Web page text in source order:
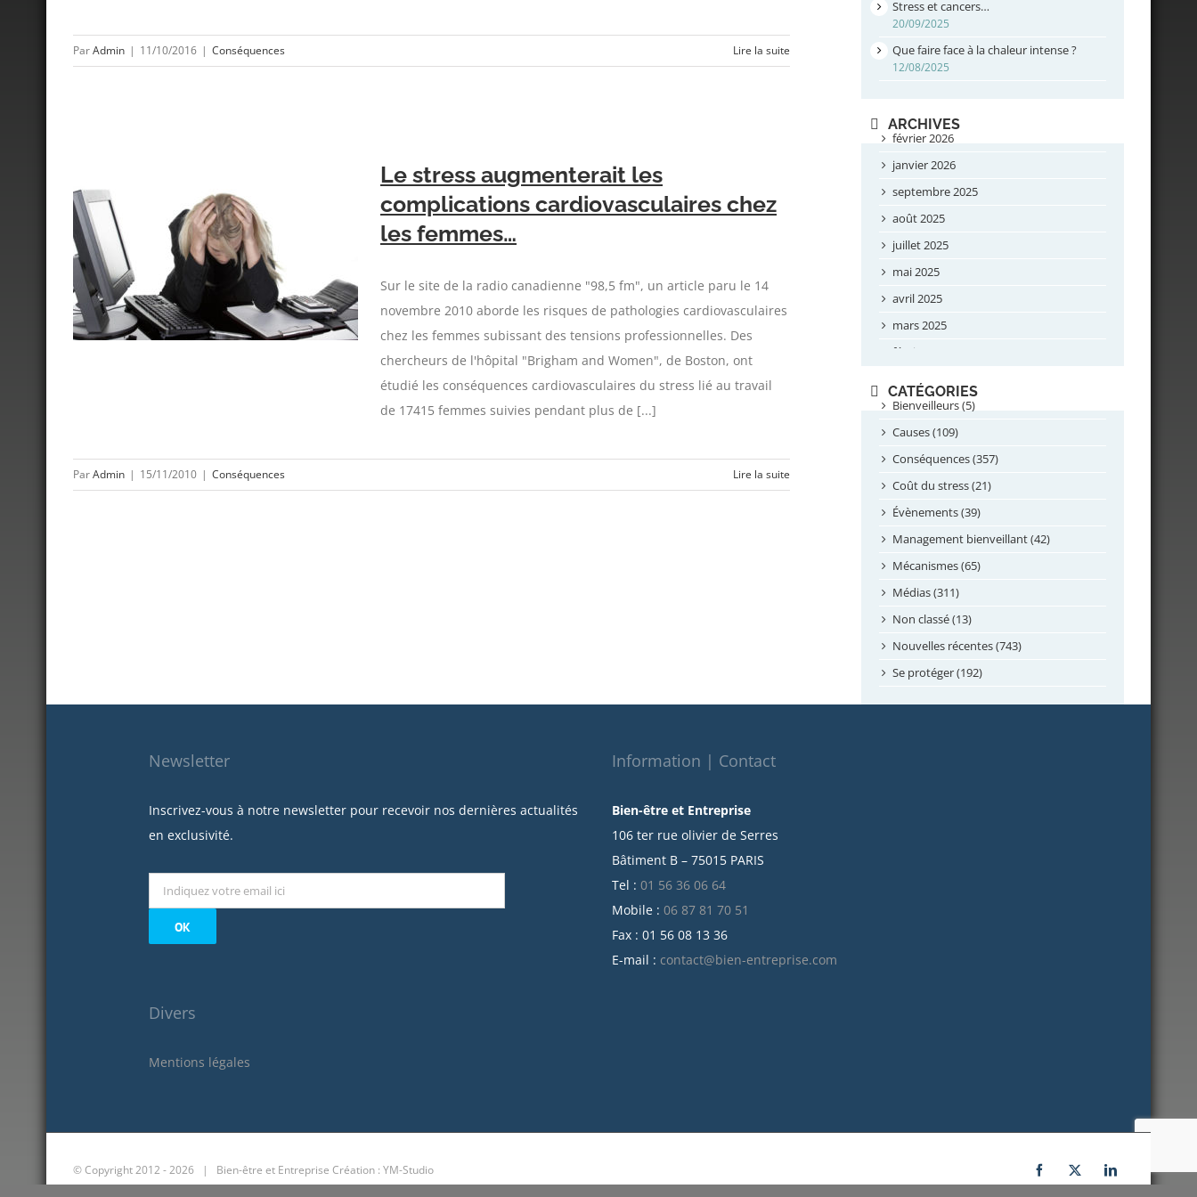
ParAdmin | 11/10/2016 | Conséquences Lire la suite
Le stress augmenterait les
complications cardiovasculaires chez
les femmes…
Sur le site de la radio canadienne "98,5 fm", un article paru le 14
novembre 2010 aborde les risques de pathologies cardiovasculaires
chez les femmes subissant des tensions professionnelles. Des
chercheurs de l'hôpital "Brigham and Women", de Boston, ont
étudié les conséquences cardiovasculaires du stress lié au travail
de 17415 femmes suivies pendant plus de [...]
ParAdmin | 15/11/2010 | Conséquences Lire la suite
Stress et cancers…
20/09/2025
Que faire face à la chaleur intense ?
12/08/2025
ARCHIVES
février 2026
janvier 2026
septembre 2025
août 2025
juillet 2025
mai 2025
avril 2025
mars 2025
février 2025
septembre 2024
août 2024
juillet 2024
juin 2024
mai 2024
avril 2024
février 2024
janvier 2024
novembre 2023
octobre 2023
septembre 2023
CATÉGORIES
Bienveilleurs (5)
Causes (109)
Conséquences (357)
Coût du stress (21)
Évènements (39)
Management bienveillant (42)
Mécanismes (65)
Médias (311)
Non classé (13)
Nouvelles récentes (743)
Se protéger (192)
Newsletter
Inscrivez-vous à notre newsletter pour recevoir nos dernières actualités
en exclusivité.
Divers
Mentions légales
Information | Contact
Bien-être et Entreprise
106 ter rue olivier de Serres
Bâtiment B – 75015 PARIS
Tel : 01 56 36 06 64
Mobile : 06 87 81 70 51
Fax : 01 56 08 13 36
E-mail : contact@bien-entreprise.com
© Copyright 2012 -2026 | Bien-être et Entreprise Création : YM-Studio Facebook
X LinkedIn